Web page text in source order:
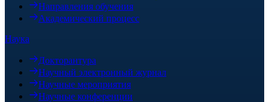
Направления обучения
Академический процесс
Наука
Докторантура
Научный электронный журнал
Научные мероприятия
Научные конференции